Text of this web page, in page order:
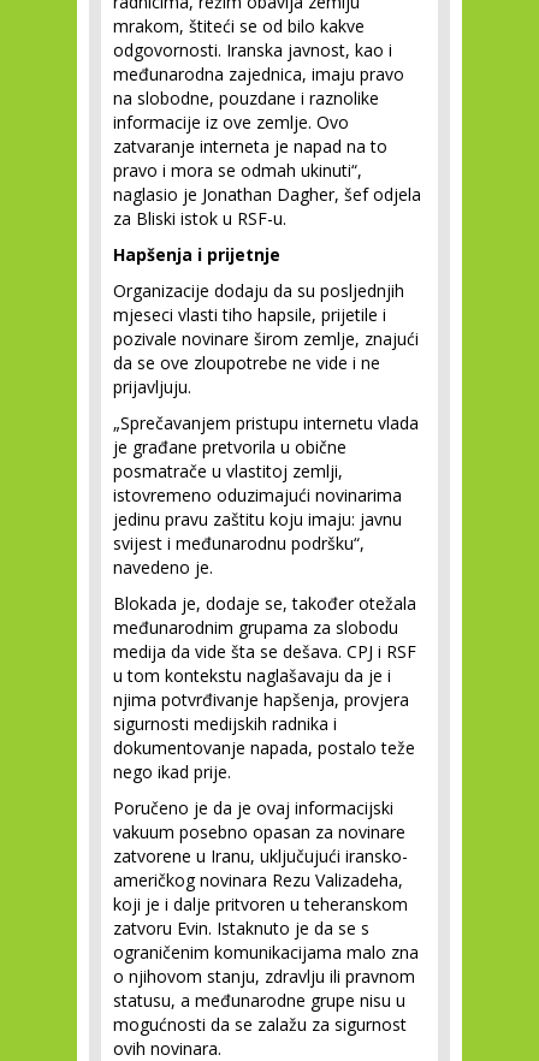
mrakom, štiteći se od bilo kakve
odgovornosti. Iranska javnost, kao i
međunarodna zajednica, imaju pravo
na slobodne, pouzdane i raznolike
informacije iz ove zemlje. Ovo
zatvaranje interneta je napad na to
pravo i mora se odmah ukinuti“,
naglasio je Jonathan Dagher, šef odjela
za Bliski istok u RSF-u.
Hapšenja i prijetnje
Organizacije dodaju da su posljednjih
mjeseci vlasti tiho hapsile, prijetile i
pozivale novinare širom zemlje, znajući
da se ove zloupotrebe ne vide i ne
prijavljuju.
„Sprečavanjem pristupu internetu vlada
je građane pretvorila u obične
posmatrače u vlastitoj zemlji,
istovremeno oduzimajući novinarima
jedinu pravu zaštitu koju imaju: javnu
svijest i međunarodnu podršku“,
navedeno je.
Blokada je, dodaje se, također otežala
međunarodnim grupama za slobodu
medija da vide šta se dešava. CPJ i RSF
u tom kontekstu naglašavaju da je i
njima potvrđivanje hapšenja, provjera
sigurnosti medijskih radnika i
dokumentovanje napada, postalo teže
nego ikad prije.
Poručeno je da je ovaj informacijski
vakuum posebno opasan za novinare
zatvorene u Iranu, uključujući iransko-
američkog novinara Rezu Valizadeha,
koji je i dalje pritvoren u teheranskom
zatvoru Evin. Istaknuto je da se s
ograničenim komunikacijama malo zna
o njihovom stanju, zdravlju ili pravnom
statusu, a međunarodne grupe nisu u
mogućnosti da se zalažu za sigurnost
ovih novinara.